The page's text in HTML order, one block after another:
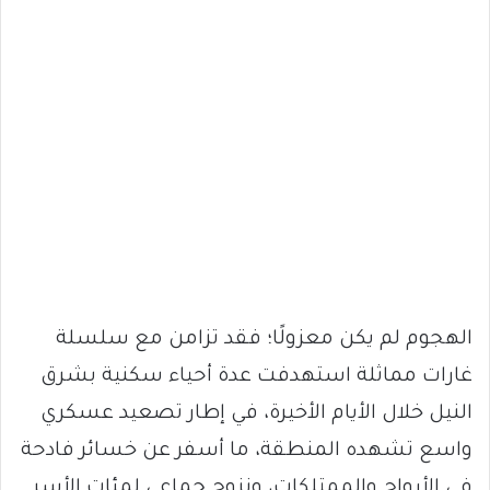
الهجوم لم يكن معزولًا؛ فقد تزامن مع سلسلة
غارات مماثلة استهدفت عدة أحياء سكنية بشرق
النيل خلال الأيام الأخيرة، في إطار تصعيد عسكري
واسع تشهده المنطقة، ما أسفر عن خسائر فادحة